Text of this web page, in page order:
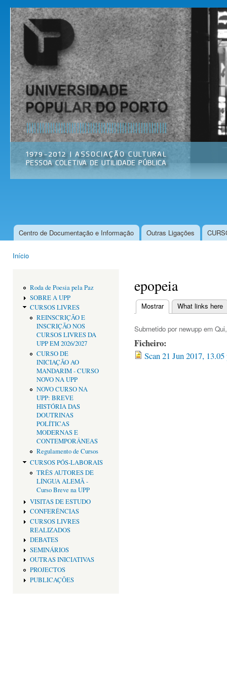
Universidade
Popular do
Porto
Associação
Cultural
Menu principal
Centro de Documentação e Informação Outras Ligações
Início
Roda de Poesia pela Paz
SOBRE A UPP
CURSOS LIVRES
REINSCRIÇÃO E
INSCRIÇÃO NOS
CURSOS LIVRES DA
UPP EM 2026/2027
CURSO DE
INICIAÇÃO AO
MANDARIM - CURSO
NOVO NA UPP
NOVO CURSO NA
UPP: BREVE
HISTÓRIA DAS
DOUTRINAS
POLÍTICAS
MODERNAS E
CONTEMPORÂNEAS
Regulamento de Cursos
CURSOS PÓS-LABORAIS
TRÊS AUTORES DE
LÍNGUA ALEMÃ -
Curso Breve na UPP
VISITAS DE ESTUDO
CONFERÊNCIAS
CURSOS LIVRES
REALIZADOS
DEBATES
SEMINÁRIOS
OUTRAS INICIATIVAS
PROJECTOS
PUBLICAÇÕES
epopeia
Separadores
Mostrar(separador ativo)
What links here
Submetido por newupp em
Ficheiro:
Scan 21 Jun 2017,